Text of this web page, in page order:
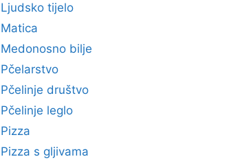
Ljudsko tijelo
Matica
Medonosno bilje
Pčelarstvo
Pčelinje društvo
Pčelinje leglo
Pizza
Pizza s gljivama